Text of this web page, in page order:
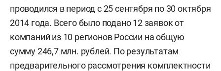
проводился в период с 25 сентября по 30 октября
2014 года. Всего было подано 12 заявок от
компаний из 10 регионов России на общую
сумму 246,7 млн. рублей. По результатам
предварительного рассмотрения комплектности